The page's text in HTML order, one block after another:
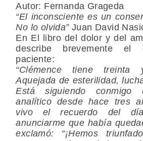
Autor: Fernanda Grageda
“El inconsciente es un
No lo olvida” Juan David
En El libro del dolor y del
describe brevemente
paciente:
“Clémence tiene treinta
Aquejada de esterilidad,
Está siguiendo conmigo
analítico desde hace tres
vivo el recuerdo del
anunciarme que había
exclamó: “¡Hemos